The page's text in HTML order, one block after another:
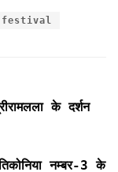
के दर्शन
नम्बर-3 के